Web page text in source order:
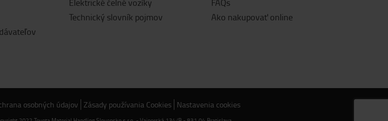
Elektrické čelné vozíky
Technický slovník pojmov
FAQs
Ako nakupovať online
osobných údajov Zásady používania Cookies Nastavenia cookies